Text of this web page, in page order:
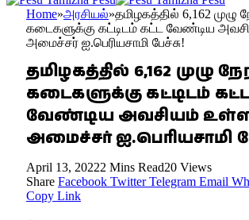
Home»அரசியல்»தமிழகத்தில் 6,162 முழு
கடைகளுக்கு கட்டிடம் கட்ட வேண்டிய
அமைச்சர் ஐ.பெரியசாமி பேச்சு!
தமிழகத்தில் 6,162 முழு
கடைகளுக்கு கட்டிடம்
வேண்டிய அவசியம்
அமைச்சர் ஐ.பெரியசாமி
April 13, 20222 Mins Read20 Views
Share Facebook Twitter Telegram Email
Copy Link